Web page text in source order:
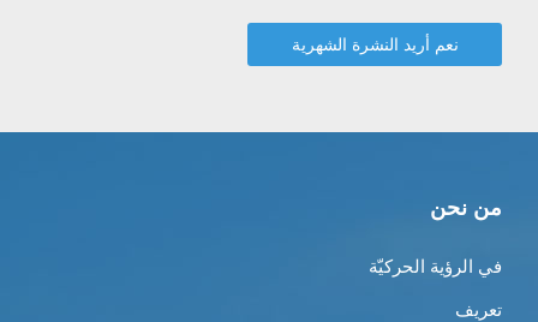
من نحن
في الرؤية الحركيّة
تعريف